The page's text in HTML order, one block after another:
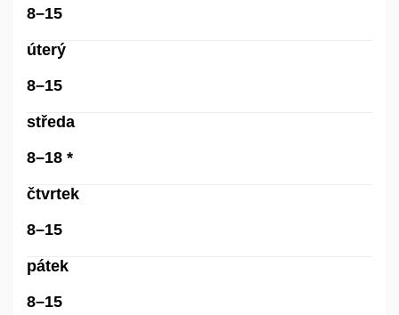
8–15
úterý
8–15
středa
8–18 *
čtvrtek
8–15
pátek
8–15